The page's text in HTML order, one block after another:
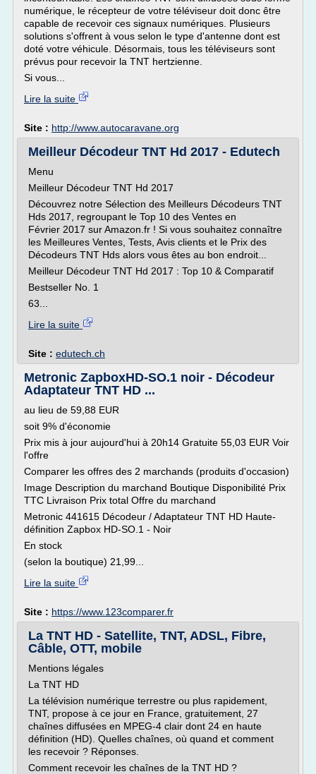
numérique, le récepteur de votre téléviseur doit donc être
capable de recevoir ces signaux numériques. Plusieurs
solutions s'offrent à vous selon le type d'antenne dont est
doté votre véhicule. Désormais, tous les téléviseurs sont
prévus pour recevoir la TNT hertzienne.
Si vous...
Lire la suite
Site : http://www.autocaravane.org
Meilleur Décodeur TNT Hd 2017 - Edutech
Menu
Meilleur Décodeur TNT Hd 2017
Découvrez notre Sélection des Meilleurs Décodeurs TNT
Hds 2017, regroupant le Top 10 des Ventes en
Février 2017 sur Amazon.fr ! Si vous souhaitez connaître
les Meilleures Ventes, Tests, Avis clients et le Prix des
Décodeurs TNT Hds alors vous êtes au bon endroit...
Meilleur Décodeur TNT Hd 2017 : Top 10 & Comparatif
Bestseller No. 1
63...
Lire la suite
Site : edutech.ch
Metronic ZapboxHD-SO.1 noir - Décodeur
Adaptateur TNT HD ...
au lieu de 59,88 EUR
soit 9% d'économie
Prix mis à jour aujourd'hui à 20h14 Gratuite 55,03 EUR Voir
l'offre
Comparer les offres des 2 marchands (produits d'occasion)
Image Description du marchand Boutique Disponibilité Prix
TTC Livraison Prix total Offre du marchand
Metronic 441615 Décodeur / Adaptateur TNT HD Haute-
définition Zapbox HD-SO.1 - Noir
En stock
(selon la boutique) 21,99...
Lire la suite
Site : https://www.123comparer.fr
La TNT HD - Satellite, TNT, ADSL, Fibre,
Câble, OTT, mobile
Mentions légales
La TNT HD
La télévision numérique terrestre ou plus rapidement,
TNT, propose à ce jour en France, gratuitement, 27
chaînes diffusées en MPEG-4 clair dont 24 en haute
définition (HD). Quelles chaînes, où quand et comment
les recevoir ? Réponses.
Comment recevoir les chaînes de la TNT HD ?